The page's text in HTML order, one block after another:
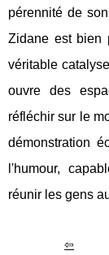
pérennité de
Zidane est bien
véritable
ouvre des
réfléchir sur le
démonstration
l'humour,
réunir les gens